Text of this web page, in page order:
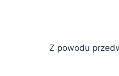
Z powodu